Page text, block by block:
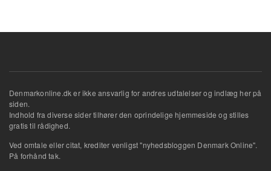
Denmarkonline.dk er ikke ansvarlig for andres udtalelser og indlæg her på
siden.
Indhold fra diverse sider tilhører den oprindelige hjemmeside og stilles
gratis til rådighed.
Ved omtale eller citat, krediter venligst "nyhedsbloggen Denmark Online".
På forhånd tak.